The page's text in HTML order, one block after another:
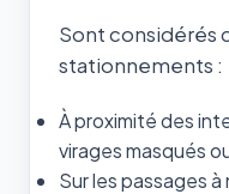
Sont considérés
stationnements :
À proximité des
virages masqués
Sur les passages